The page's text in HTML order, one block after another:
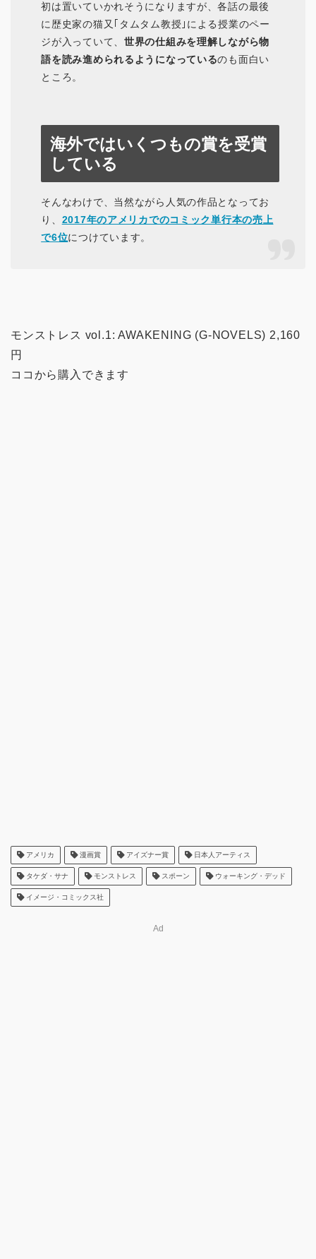
初は置いていかれそうになりますが、各話の最後
に歴史家の猫又｢タムタム教授｣による授業のペー
ジが入っていて、 世界の仕組みを理解しながら物
語を読み進められるようになっているのも面白い
ところ。
海外ではいくつもの賞を受賞
している
そんなわけで、当然ながら人気の作品となってお
り、 2017年のアメリカでのコミック単行本の売上
で6位につけています。
モンストレス vol.1: AWAKENING (G-NOVELS) 2,160
円
ココから購入できます
アメリカ 漫画賞 アイズナー賞 日本人アーティス
タケダ・サナ モンストレス スポーン ウォーキング・デッド
イメージ・コミックス社
Ad